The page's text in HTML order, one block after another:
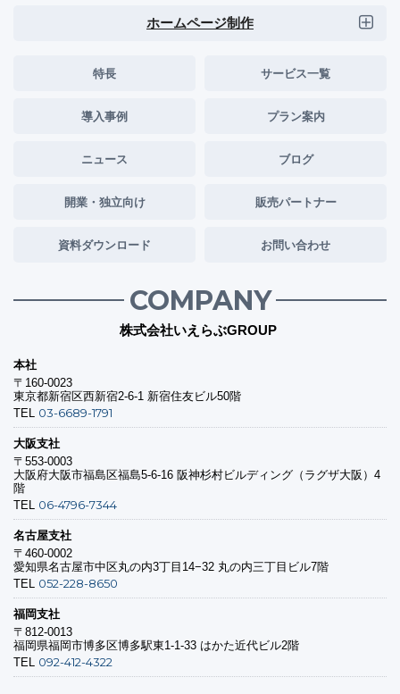
ホームページ制作
特長 サービス一覧
導入事例 プラン案内
ニュース ブログ
開業・独立向け 販売パートナー
資料ダウンロード お問い合わせ
COMPANY
株式会社いえらぶGROUP
本社
〒160-0023
東京都新宿区西新宿2-6-1 新宿住友ビル50階
TEL 03-6689-1791
大阪支社
〒553-0003
大阪府大阪市福島区福島5-6-16 阪神杉村ビルディング（ラグザ大阪）4
階
TEL 06-4796-7344
名古屋支社
〒460-0002
愛知県名古屋市中区丸の内3丁目14−32 丸の内三丁目ビル7階
TEL 052-228-8650
福岡支社
〒812-0013
福岡県福岡市博多区博多駅東1-1-33 はかた近代ビル2階
TEL 092-412-4322